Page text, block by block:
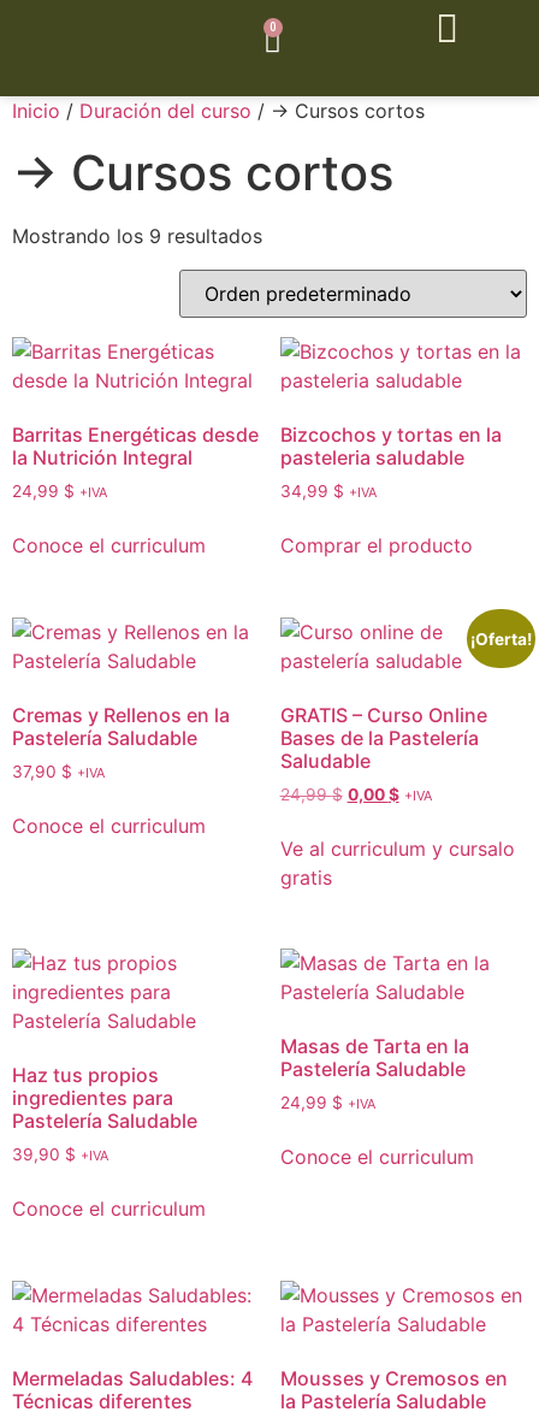
0
Inicio / Duración del curso / → Cursos cortos
→ Cursos cortos
Mostrando los 9 resultados
Barritas Energéticas desde
la Nutrición Integral
24,99 $ +IVA
Conoce el curriculum
Bizcochos y tortas en la
pasteleria saludable
34,99 $ +IVA
Comprar el producto
Cremas y Rellenos en la
Pastelería Saludable
37,90 $ +IVA
Conoce el curriculum
¡Oferta!
GRATIS – Curso Online
Bases de la Pastelería
Saludable
24,99$ 0,00$ +IVA
Ve al curriculum y cursalo
gratis
Haz tus propios
ingredientes para
Pastelería Saludable
39,90 $ +IVA
Conoce el curriculum
Masas de Tarta en la
Pastelería Saludable
24,99 $ +IVA
Conoce el curriculum
Mermeladas Saludables: 4
Técnicas diferentes
Mousses y Cremosos en
la Pastelería Saludable